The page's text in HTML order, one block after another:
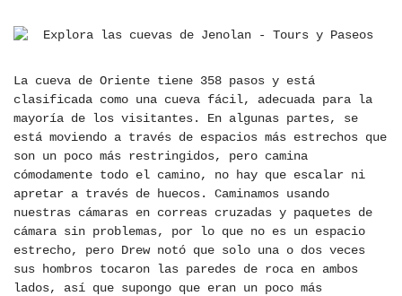
La cueva de Oriente tiene 358 pasos y está
clasificada como una cueva fácil, adecuada para la
mayoría de los visitantes. En algunas partes, se
está moviendo a través de espacios más estrechos que
son un poco más restringidos, pero camina
cómodamente todo el camino, no hay que escalar ni
apretar a través de huecos. Caminamos usando
nuestras cámaras en correas cruzadas y paquetes de
cámara sin problemas, por lo que no es un espacio
estrecho, pero Drew notó que solo una o dos veces
sus hombros tocaron las paredes de roca en ambos
lados, así que supongo que eran un poco más